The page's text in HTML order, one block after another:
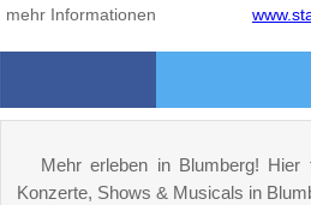
mehr Informationen
Mehr erleben in Blumberg! Hier
Konzerte, Shows & Musicals in